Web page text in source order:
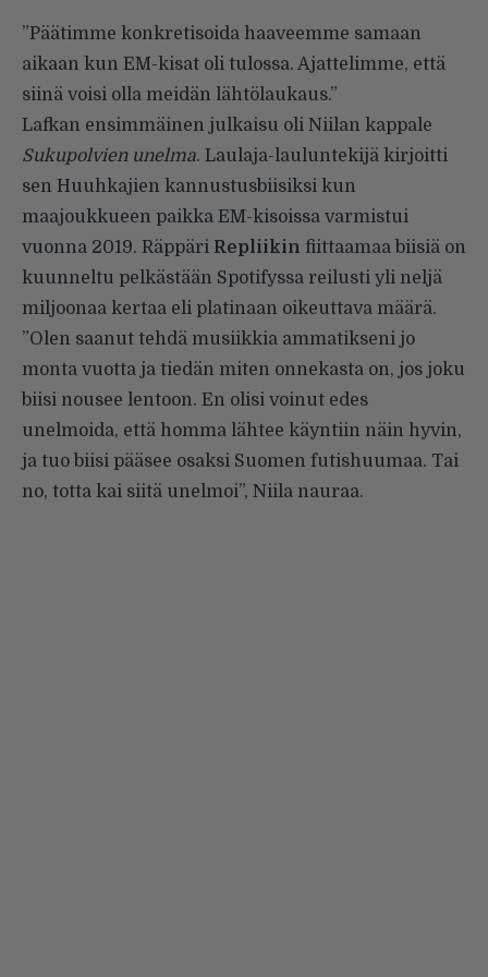
”Päätimme konkretisoida haaveemme samaan
aikaan kun EM-kisat oli tulossa. Ajattelimme, että
siinä voisi olla meidän lähtölaukaus.”
Lafkan ensimmäinen julkaisu oli Niilan kappale
Sukupolvien unelma. Laulaja-lauluntekijä kirjoitti
sen Huuhkajien kannustusbiisiksi kun
maajoukkueen paikka EM-kisoissa varmistui
vuonna 2019. Räppäri Repliikin fiittaamaa biisiä on
kuunneltu pelkästään Spotifyssa reilusti yli neljä
miljoonaa kertaa eli platinaan oikeuttava määrä.
”Olen saanut tehdä musiikkia ammatikseni jo
monta vuotta ja tiedän miten onnekasta on, jos joku
biisi nousee lentoon. En olisi voinut edes
unelmoida, että homma lähtee käyntiin näin hyvin,
ja tuo biisi pääsee osaksi Suomen futishuumaa. Tai
no, totta kai siitä unelmoi”, Niila nauraa.